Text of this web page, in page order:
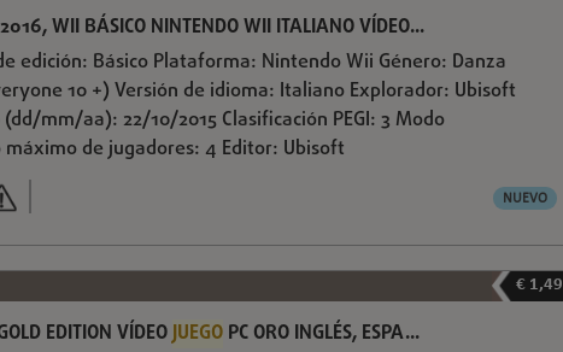
WII BÁSICO NINTENDO WII ITALIANO VÍDEO...
edición: Básico Plataforma: Nintendo Wii Género: Danza
10 +) Versión de idioma: Italiano Explorador: Ubisoft
mm/aa): 22/10/2015 Clasificación PEGI: 3 Modo
máximo de jugadores: 4 Editor: Ubisoft
NUEVO
€ 1,49
EDITION VÍDEOJUEGO PC ORO INGLÉS, ESPA...